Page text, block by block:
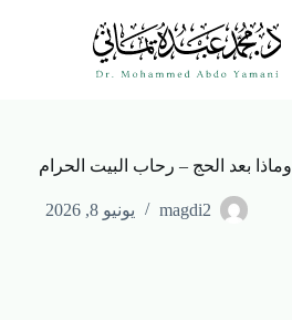
وماذا بعد الحج – رحاب البيت الحرام
magdi2 يونيو 8, 2026